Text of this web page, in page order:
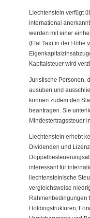
Liechtenstein verfügt
international
werden mit einer
(Flat Tax) in der Höhe
Kapitalsteuer wird
Juristische Personen,
ausüben und
können zudem den
beantragen. Sie
Mindestertragssteuer
Liechtenstein erhebt
Dividenden und
interessant für
liechtensteinische
vergleichsweise
Rahmenbedingungen
Holdingstrukturen,